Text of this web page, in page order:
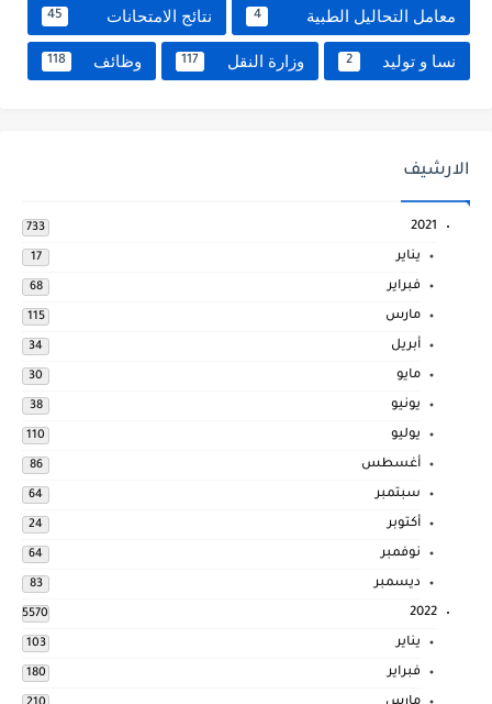
معامل التحاليل الطبية 4 نتائج الامتحانات 45
نسا و توليد 2 وزارة النقل 117 وظائف 118
الارشيف
2021
733
يناير 17
فبراير 68
مارس 115
أبريل 34
مايو 30
يونيو 38
يوليو 110
أغسطس 86
سبتمبر 64
أكتوبر 24
نوفمبر 64
ديسمبر 83
2022
5570
يناير 103
فبراير 180